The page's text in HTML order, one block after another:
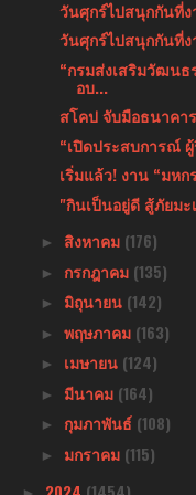
วันศุกร์ไปสนุกกันที่
วันศุกร์ไปสนุกกันที่
“กรมส่งเสริมวัฒนธ
อบ...
สโคป จับมือธนาคา
“เปิดประสบการณ์
เริ่มแล้ว! งาน “มห
"กินเป็นอยู่ดี สู้ภัยมะ
► สิงหาคม (176)
► กรกฎาคม (135)
► มิถุนายน (142)
► พฤษภาคม (163)
► เมษายน (124)
► มีนาคม (164)
► กุมภาพันธ์ (108)
► มกราคม (115)